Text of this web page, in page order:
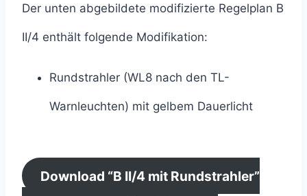
Der unten abgebildete modifizierte Regelplan B
II/4 enthält folgende Modifikation:
Rundstrahler (WL8 nach den TL-
Warnleuchten) mit gelbem Dauerlicht
Download “B II/4 mit Rundstrahler”